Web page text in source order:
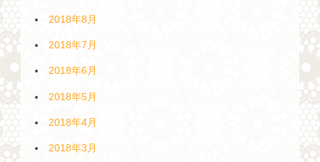
2018年8月
2018年7月
2018年6月
2018年5月
2018年4月
2018年3月